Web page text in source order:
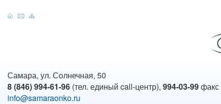
Самара, ул. Солнечная, 50
8 (846) 994-61-96 (тел. единый call-центр), 994-03-99факс
info@samaraonko.ru